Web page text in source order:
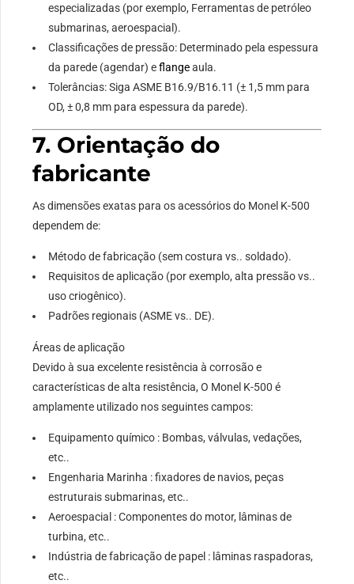
especializadas (por exemplo, Ferramentas de petróleo
submarinas, aeroespacial).
Classificações de pressão: Determinado pela espessura
da parede (agendar) eflangeaula.
Tolerâncias: Siga ASME B16.9/B16.11 (± 1,5 mm para
OD, ± 0,8 mm para espessura da parede).
7. Orientação do
fabricante
As dimensões exatas para os acessórios do Monel K-500
dependem de:
Método de fabricação (sem costura vs.. soldado).
Requisitos de aplicação (por exemplo, alta pressão vs..
uso criogênico).
Padrões regionais (ASME vs.. DE).
Áreas de aplicação
Devido à sua excelente resistência à corrosão e
características de alta resistência, O Monel K-500 é
amplamente utilizado nos seguintes campos:
Equipamento químico : Bombas, válvulas, vedações,
etc..
Engenharia Marinha : fixadores de navios, peças
estruturais submarinas, etc..
Aeroespacial : Componentes do motor, lâminas de
turbina, etc..
Indústria de fabricação de papel : lâminas raspadoras,
etc..